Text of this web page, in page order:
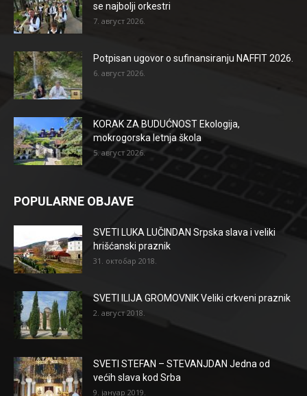
se najbolji orkestri
7. август 2026.
Potpisan ugovor o sufinansiranju NAFFIT 2026.
6. август 2026.
KORAK ZA BUDUĆNOST Ekologija,
mokrogorska letnja škola
5. август 2026.
POPULARNE OBJAVE
SVETI LUKA LUČINDAN Srpska slava i veliki
hrišćanski praznik
31. октобар 2018.
SVETI ILIJA GROMOVNIK Veliki crkveni praznik
2. август 2018.
SVETI STEFAN – STEVANJDAN Jedna od
većih slava kod Srba
9. јануар 2019.